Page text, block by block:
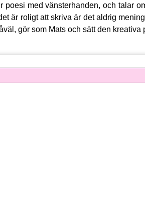
poesi med vänsterhanden, och talar
är roligt att skriva är det aldrig
gör som Mats och sätt den